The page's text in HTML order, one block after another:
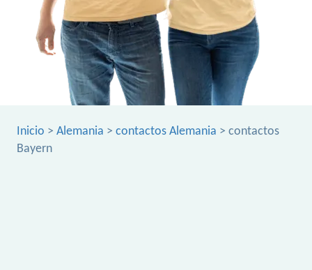
Inicio > Alemania > contactos Alemania > contactos
Bayern